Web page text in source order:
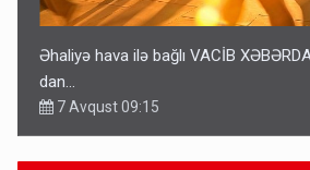
Əhaliyə hava ilə bağlı VACİB
dan…
7 Avqust 09:15